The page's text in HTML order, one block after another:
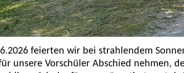
feierten wir bei strahlendem
unsere Vorschüler Abschied nehmen,